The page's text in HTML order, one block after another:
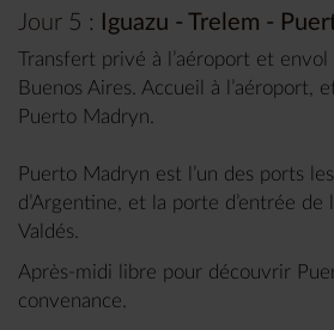
Jour 5 : Iguazu - Trelem -
Transfert privé à l’aéroport et
Buenos Aires. Accueil à l’aéroport,
Puerto Madryn.
Puerto Madryn est l’un des ports
d’Argentine, et la porte d’entrée de
Valdés.
Après-midi libre pour découvrir
convenance.